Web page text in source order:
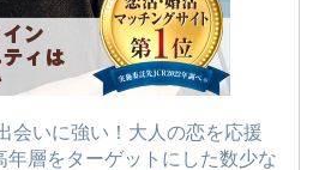
会いに強い！大人の恋を応援
年層をターゲットにした数少な